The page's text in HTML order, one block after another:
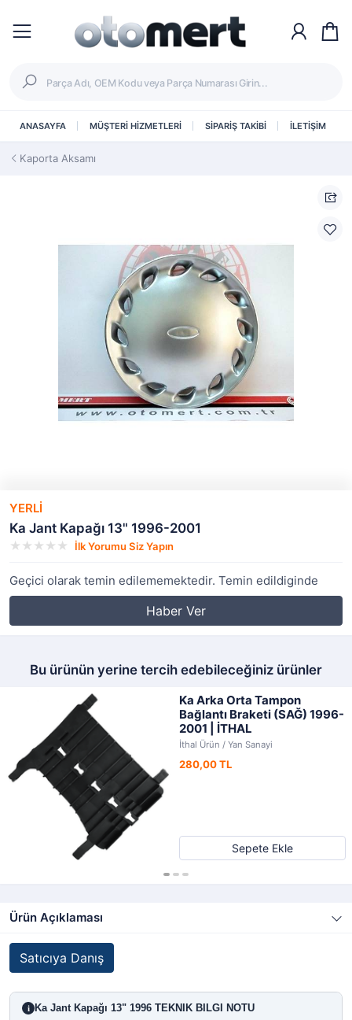
ANASAYFA MÜŞTERİ HİZMETLERİ SİPARİŞ TAKİBİ İLETİŞİM
Kaporta Aksamı
YERLİ
Ka Jant Kapağı 13" 1996-2001
İlk Yorumu Siz Yapın
Geçici olarak temin edilememektedir. Temin edildiginde
Haber Ver
Bu ürünün yerine tercih edebileceğiniz ürünler
Ka Arka Orta Tampon
Bağlantı Braketi (SAĞ) 1996-
2001 | İTHAL
İthal Ürün / Yan Sanayi
280,00 TL
Sepete Ekle
Ürün Açıklaması
Satıcıya Danış
i Ka Jant Kapağı 13" 1996 TEKNIK BILGI NOTU